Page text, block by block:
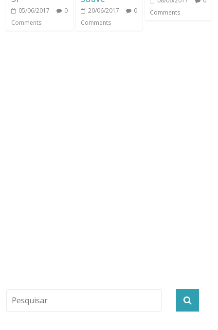
05/06/2017
0
Comments
20/06/2017
0
Comments
Comments